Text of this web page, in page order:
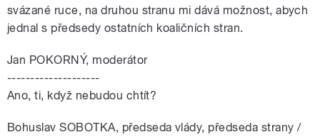
svázané ruce, na druhou stranu mi dává možnost, abych
jednal s předsedy ostatních koaličních stran.
Jan POKORNÝ, moderátor
--------------------
Ano, ti, když nebudou chtít?
Bohuslav SOBOTKA, předseda vlády, předseda strany /